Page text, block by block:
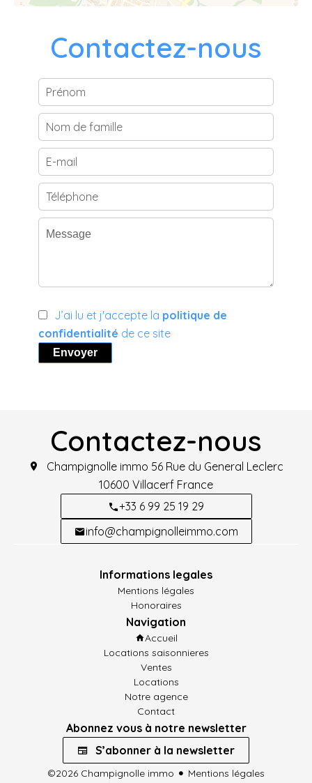
Contactez-nous
J’ai lu et j'accepte la politique de
confidentialité de ce site
Envoyer
Contactez-nous
Champignolle immo 56 Rue du General Leclerc
10600 Villacerf France
+33 6 99 25 19 29
info@champignolleimmo.com
Informations legales
Mentions légales
Honoraires
Navigation
Accueil
Locations saisonnieres
Ventes
Locations
Notre agence
Contact
Abonnez vous à notre newsletter
S’abonner à la newsletter
©2026 Champignolle immo Mentions légales